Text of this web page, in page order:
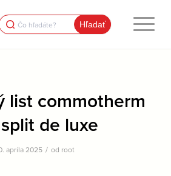
Search
list commotherm
de luxe
apríla 2025 / od root